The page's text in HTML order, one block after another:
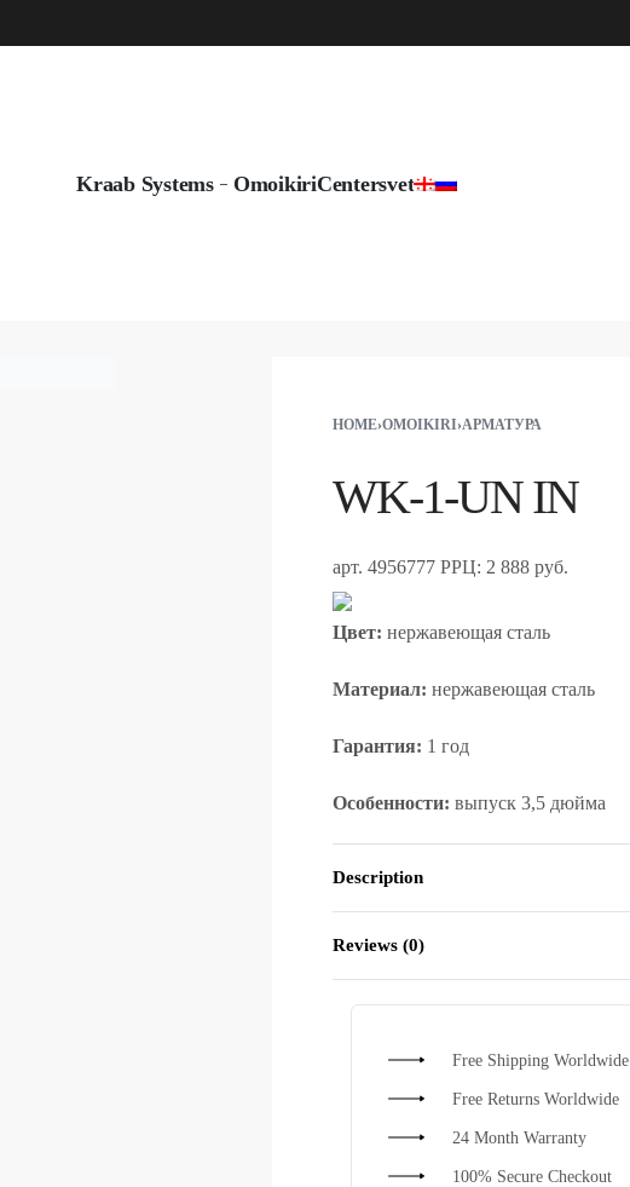
Kraab Systems OmoikiriCentersvet
HOME›OMOIKIRI›АРМАТУРА
WK-1-UN IN
арт. 4956777 РРЦ: 2 888 руб.
Цвет: нержавеющая сталь
Материал: нержавеющая сталь
Гарантия: 1 год
Особенности: выпуск 3,5 дюйма
Description
Reviews (0)
Free Shipping Worldwide
Free Returns Worldwide
24 Month Warranty
100% Secure Checkout